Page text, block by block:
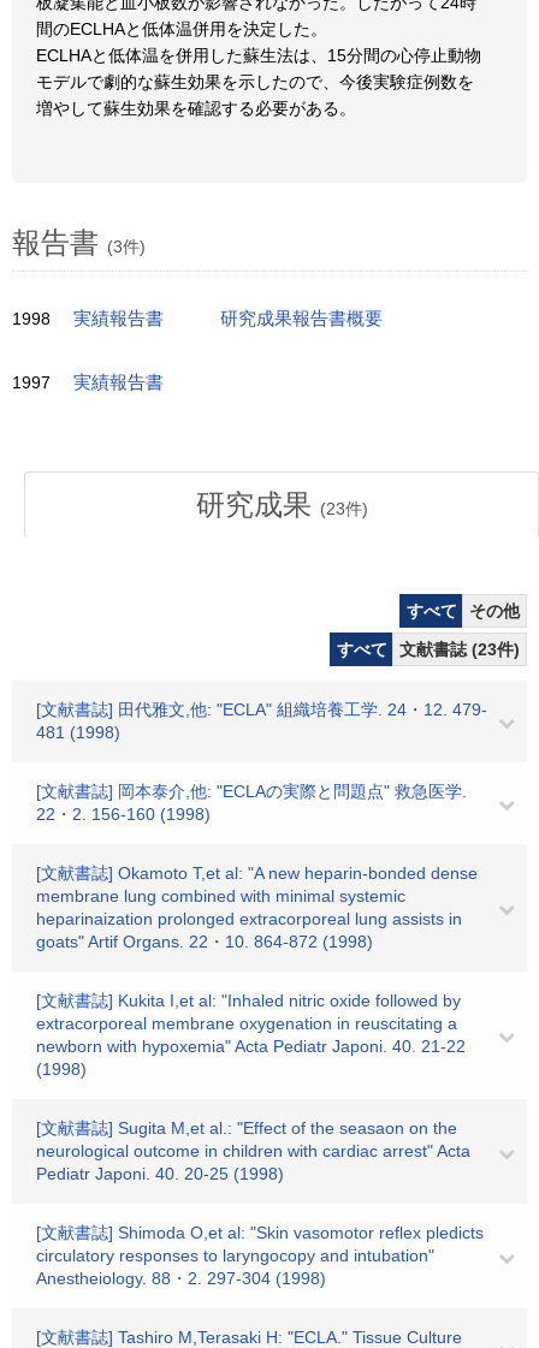
間のECLHAと低体温併用を決定した。
ECLHAと低体温を併用した蘇生法は、15分間の心停止動物
モデルで劇的な蘇生効果を示したので、今後実験症例数を
増やして蘇生効果を確認する必要がある。
報告書 (3件)
1998 実績報告書 研究成果報告書概要
1997 実績報告書
研究成果 (23件)
すべて
その他
すべて
文献書誌 (23件)
[文献書誌] 田代雅文,他: "ECLA" 組織培養工学. 24・12. 479-
481 (1998)
[文献書誌] 岡本泰介,他: "ECLAの実際と問題点" 救急医学.
22・2. 156-160 (1998)
[文献書誌] Okamoto T,et al: "A new heparin-bonded dense
membrane lung combined with minimal systemic
heparinaization prolonged extracorporeal lung assists in
goats" Artif Organs. 22・10. 864-872 (1998)
[文献書誌] Kukita I,et al: "Inhaled nitric oxide followed by
extracorporeal membrane oxygenation in reuscitating a
newborn with hypoxemia" Acta Pediatr Japoni. 40. 21-22
(1998)
[文献書誌] Sugita M,et al.: "Effect of the seasaon on the
neurological outcome in children with cardiac arrest" Acta
Pediatr Japoni. 40. 20-25 (1998)
[文献書誌] Shimoda O,et al: "Skin vasomotor reflex pledicts
circulatory responses to laryngocopy and intubation"
Anestheiology. 88・2. 297-304 (1998)
[文献書誌] Tashiro M,Terasaki H: "ECLA." Tissue Culture